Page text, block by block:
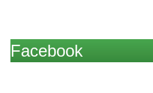
Facebook